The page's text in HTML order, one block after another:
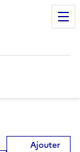
Ajouter